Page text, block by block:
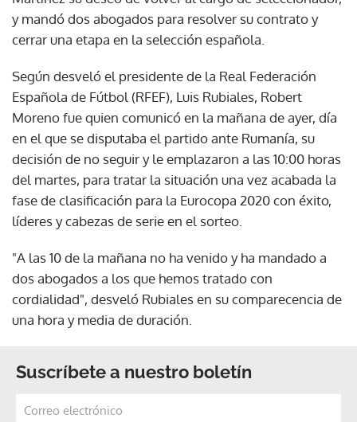
y mandó dos abogados para resolver su contrato y
cerrar una etapa en la selección española.
Según desveló el presidente de la Real Federación
Española de Fútbol (RFEF), Luis Rubiales, Robert
Moreno fue quien comunicó en la mañana de ayer, día
en el que se disputaba el partido ante Rumanía, su
decisión de no seguir y le emplazaron a las 10:00 horas
del martes, para tratar la situación una vez acabada la
fase de clasificación para la Eurocopa 2020 con éxito,
líderes y cabezas de serie en el sorteo.
"A las 10 de la mañana no ha venido y ha mandado a
dos abogados a los que hemos tratado con
cordialidad", desveló Rubiales en su comparecencia de
una hora y media de duración.
Suscríbete a nuestro boletín